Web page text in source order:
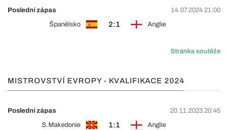
Poslední zápas
14.07.2024 21:00
Španělsko
2:1 Anglie
Stránka soutěže
MISTROVSTVÍ EVROPY - KVALIFIKACE 2024
Poslední zápas
20.11.2023 20:45
S.Makedonie
1:1 Anglie